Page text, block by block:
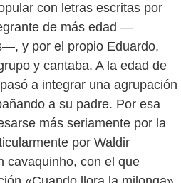
con letras escritas por
de más edad —
y por el propio Eduardo,
y cantaba. A la edad de
a integrar una agrupación
a su padre. Por esa
más seriamente por la
por Waldir
con el que